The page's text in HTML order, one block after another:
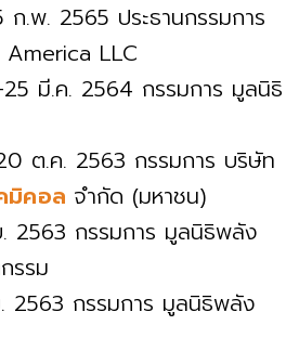
ก.พ. 2565 ประธานกรรมการ
LLC
มี.ค. 2564 กรรมการ มูลนิธิ
ต.ค. 2563 กรรมการ บริษัท
มิคอล จำกัด (มหาชน)
2563 กรรมการ มูลนิธิพลัง
รรม
2563 กรรมการ มูลนิธิพลัง